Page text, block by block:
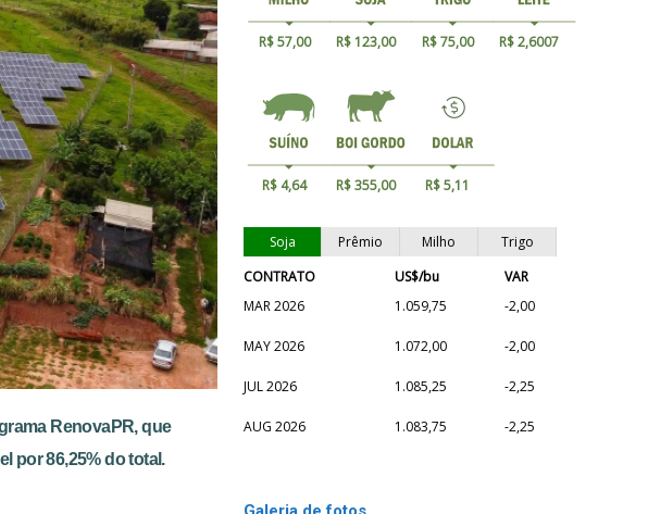
RenovaPR, que
por 86,25% do total.
R$ 57,00 R$ 123,00 R$ 75,00 R$ 2,6007
R$ 4,64 R$ 355,00 R$ 5,11
Soja Prêmio Milho
Trigo
CONTRATO
US$/bu
VAR
MAR 2026
1.059,75 -2,00
MAY 2026 1.072,00 -2,00
JUL 2026 1.085,25 -2,25
AUG 2026 1.083,75 -2,25